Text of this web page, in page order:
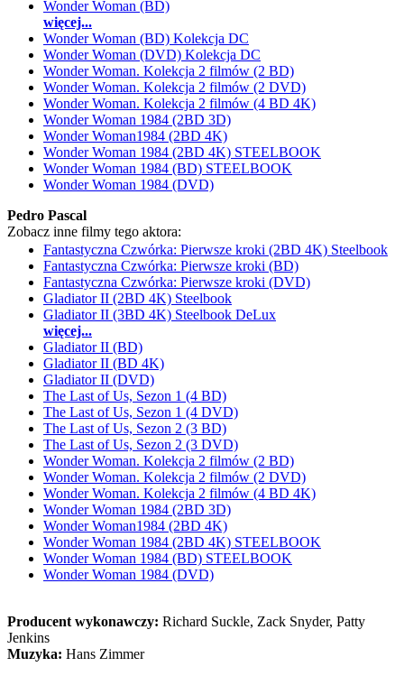
Wonder Woman (BD)
więcej...
Wonder Woman (BD) Kolekcja DC
Wonder Woman (DVD) Kolekcja DC
Wonder Woman. Kolekcja 2 filmów (2 BD)
Wonder Woman. Kolekcja 2 filmów (2 DVD)
Wonder Woman. Kolekcja 2 filmów (4 BD 4K)
Wonder Woman 1984 (2BD 3D)
Wonder Woman1984 (2BD 4K)
Wonder Woman 1984 (2BD 4K) STEELBOOK
Wonder Woman 1984 (BD) STEELBOOK
Wonder Woman 1984 (DVD)
Pedro Pascal
Zobacz inne filmy tego aktora:
Fantastyczna Czwórka: Pierwsze kroki (2BD 4K) Steelbook
Fantastyczna Czwórka: Pierwsze kroki (BD)
Fantastyczna Czwórka: Pierwsze kroki (DVD)
Gladiator II (2BD 4K) Steelbook
Gladiator II (3BD 4K) Steelbook DeLux
więcej...
Gladiator II (BD)
Gladiator II (BD 4K)
Gladiator II (DVD)
The Last of Us, Sezon 1 (4 BD)
The Last of Us, Sezon 1 (4 DVD)
The Last of Us, Sezon 2 (3 BD)
The Last of Us, Sezon 2 (3 DVD)
Wonder Woman. Kolekcja 2 filmów (2 BD)
Wonder Woman. Kolekcja 2 filmów (2 DVD)
Wonder Woman. Kolekcja 2 filmów (4 BD 4K)
Wonder Woman 1984 (2BD 3D)
Wonder Woman1984 (2BD 4K)
Wonder Woman 1984 (2BD 4K) STEELBOOK
Wonder Woman 1984 (BD) STEELBOOK
Wonder Woman 1984 (DVD)
Producent wykonawczy: Richard Suckle, Zack Snyder, Patty
Jenkins
Muzyka: Hans Zimmer